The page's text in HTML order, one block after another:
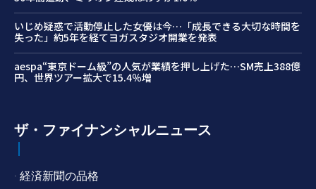
いじめ疑惑で活動停止した女優は今…「成長できる大切な時間を
失った」約5年を経てヨガスタジオ開業を発表
aespa“東京ドーム級”の人気が業績を押し上げた…SM売上388億
円、世界ツアー拡大で15.4％増
ザ・ファイナンシャルニュース
· 経済新聞の品格